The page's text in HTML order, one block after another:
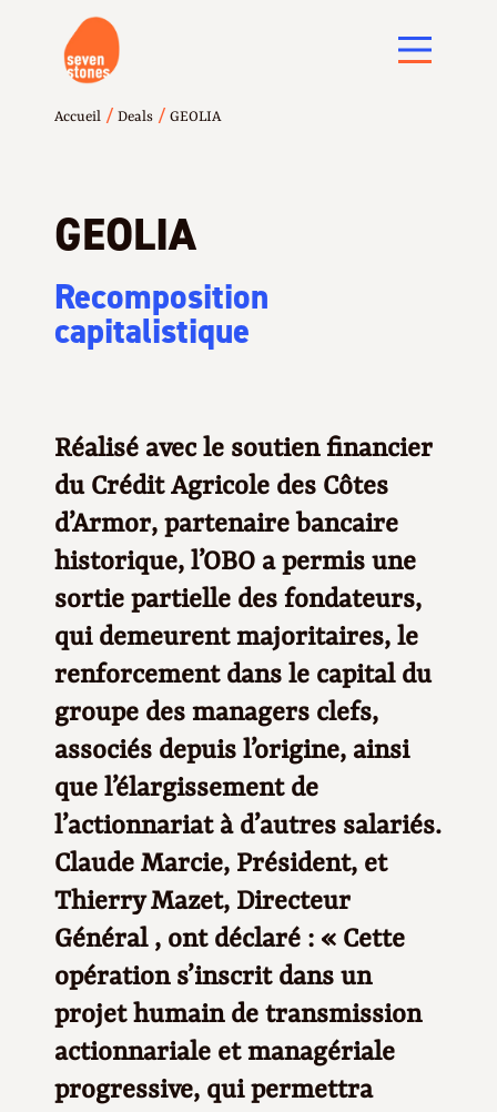
Accueil / Deals / GEOLIA
GEOLIA
Recomposition
capitalistique
Réalisé avec le soutien financier
du Crédit Agricole des Côtes
d’Armor, partenaire bancaire
historique, l’OBO a permis une
sortie partielle des fondateurs,
qui demeurent majoritaires, le
renforcement dans le capital du
groupe des managers clefs,
associés depuis l’origine, ainsi
que l’élargissement de
l’actionnariat à d’autres salariés.
Claude Marcie, Président, et
Thierry Mazet, Directeur
Général , ont déclaré : « Cette
opération s’inscrit dans un
projet humain de transmission
actionnariale et managériale
progressive, qui permettra